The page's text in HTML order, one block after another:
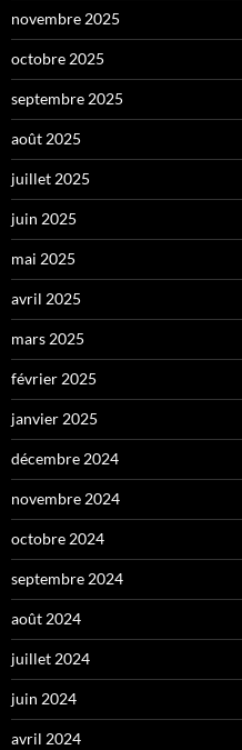
novembre 2025
octobre 2025
septembre 2025
août 2025
juillet 2025
juin 2025
mai 2025
avril 2025
mars 2025
février 2025
janvier 2025
décembre 2024
novembre 2024
octobre 2024
septembre 2024
août 2024
juillet 2024
juin 2024
avril 2024